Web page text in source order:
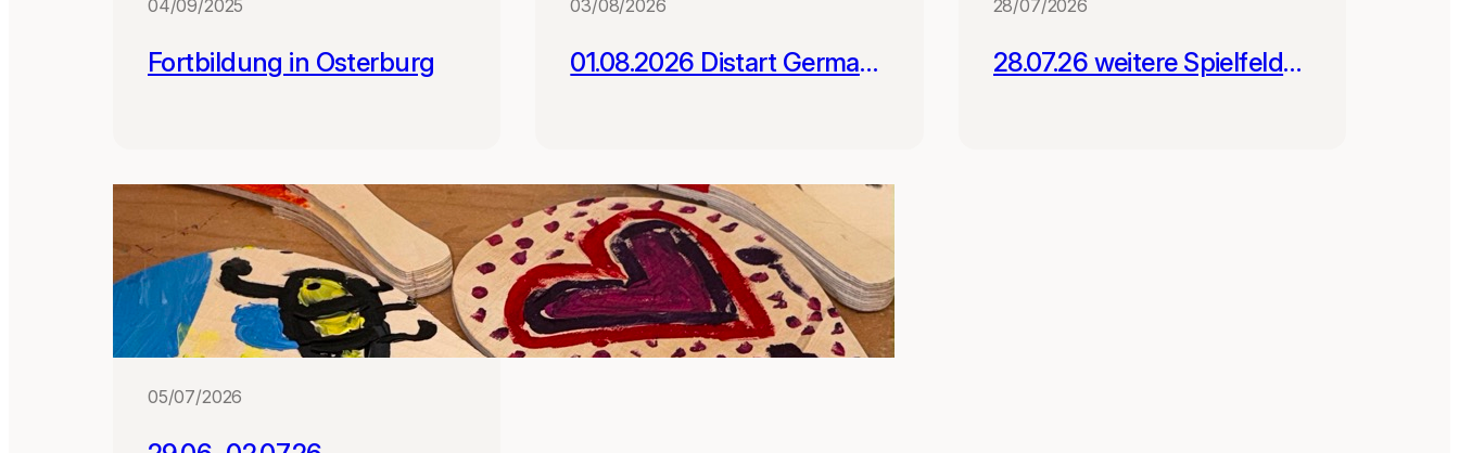
04/09/2025
Fortbildung in Osterburg
03/08/2026
01.08.2026 Distart German
28/07/2026
28.07.26 weitere Spielfelder
05/07/2026